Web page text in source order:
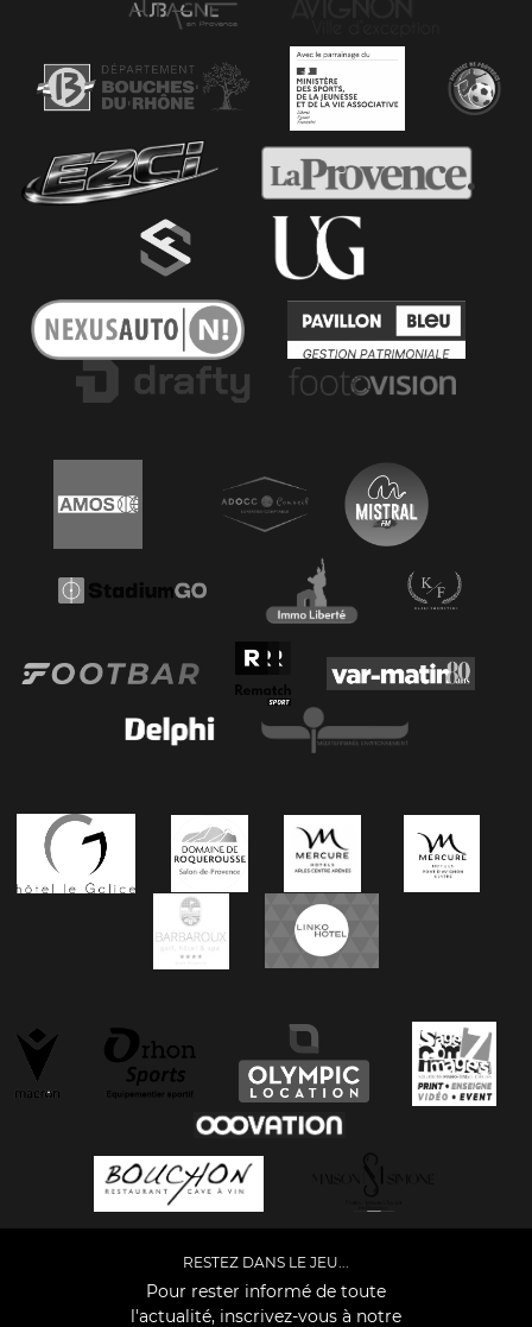
RESTEZ DANS LE JEU...
Pour rester informé de toute
l'actualité, inscrivez-vous à notre